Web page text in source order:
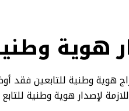
هوية
وطنية للتابعين فقد
لإصدار هوية وطنية